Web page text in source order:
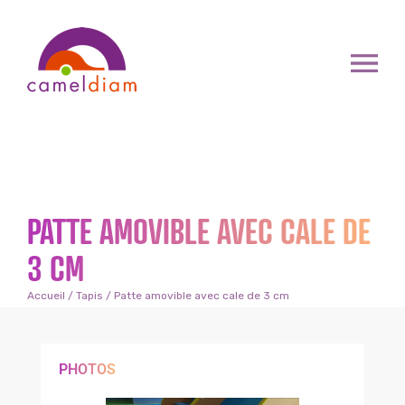
PATTE AMOVIBLE AVEC CALE DE
3 CM
Accueil / Tapis / Patte amovible avec cale de 3 cm
PHOTOS